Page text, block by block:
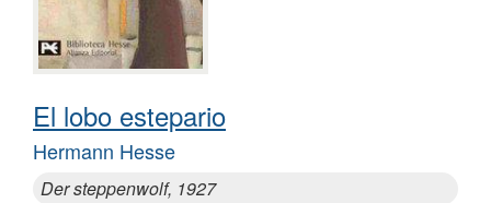
El lobo estepario
Hermann Hesse
Der steppenwolf, 1927